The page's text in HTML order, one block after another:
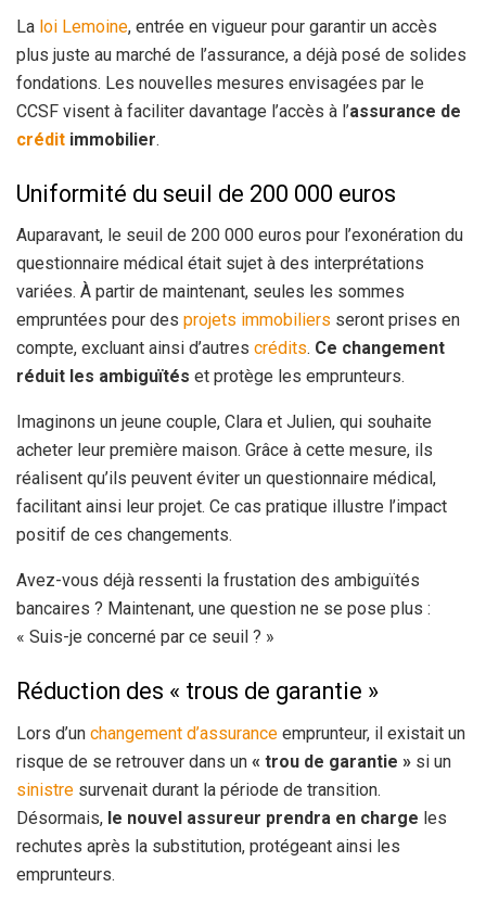
La loi Lemoine, entrée en vigueur pour garantir un accès
plus juste au marché de l’assurance, a déjà posé de solides
fondations. Les nouvelles mesures envisagées par le
CCSF visent à faciliter davantage l’accès à l’assurance de
crédit immobilier.
Uniformité du seuil de 200 000 euros
Auparavant, le seuil de 200 000 euros pour l’exonération du
questionnaire médical était sujet à des interprétations
variées. À partir de maintenant, seules les sommes
empruntées pour des projets immobiliers seront prises en
compte, excluant ainsi d’autres crédits. Ce changement
réduit les ambiguïtés et protège les emprunteurs.
Imaginons un jeune couple, Clara et Julien, qui souhaite
acheter leur première maison. Grâce à cette mesure, ils
réalisent qu’ils peuvent éviter un questionnaire médical,
facilitant ainsi leur projet. Ce cas pratique illustre l’impact
positif de ces changements.
Avez-vous déjà ressenti la frustation des ambiguïtés
bancaires ? Maintenant, une question ne se pose plus :
« Suis-je concerné par ce seuil ? »
Réduction des « trous de garantie »
Lors d’un changement d’assurance emprunteur, il existait un
risque de se retrouver dans un « trou de garantie » si un
sinistre survenait durant la période de transition.
Désormais, le nouvel assureur prendra en charge les
rechutes après la substitution, protégeant ainsi les
emprunteurs.